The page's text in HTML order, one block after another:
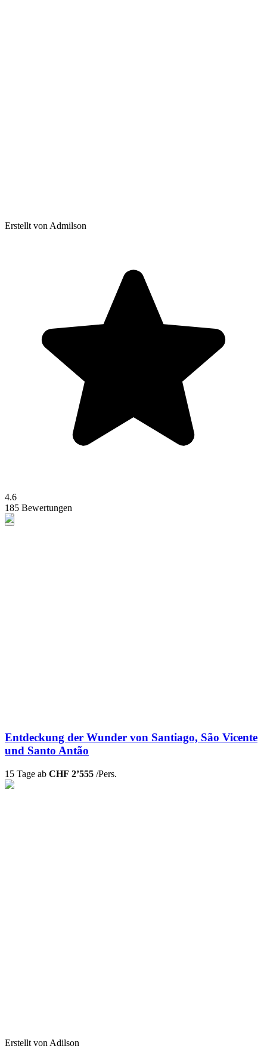
Erstellt von Admilson
4.6
185 Bewertungen
Entdeckung der Wunder von Santiago, São Vicente
und Santo Antão
15 Tage ab CHF 2’555 /Pers.
Erstellt von Adilson